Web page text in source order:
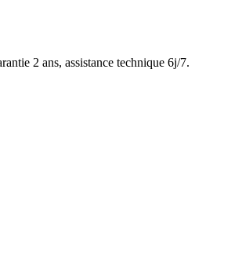
2 ans, assistance technique 6j/7.